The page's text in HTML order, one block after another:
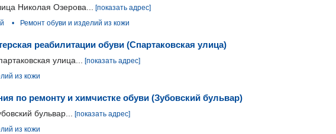
Николая Озерова... [показать адрес]
• Ремонт обуви и изделий из кожи
реабилитации обуви (Спартаковская улица)
улица...
[показать адрес]
из кожи
по ремонту и химчистке обуви (Зубовский бульвар)
бульвар...
[показать адрес]
из кожи